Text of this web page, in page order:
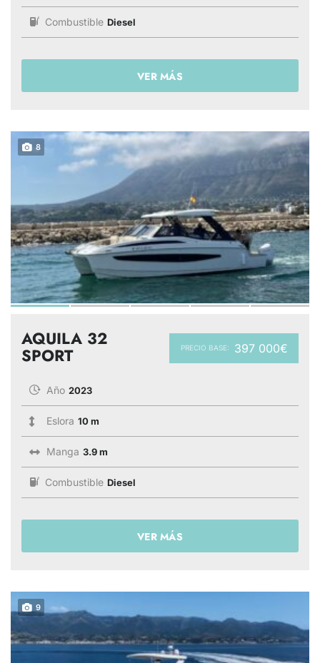
Combustible Diesel
VER MÁS
8
PRECIO BASE: 397 000€
AQUILA 32
SPORT
Año 2023
Eslora 10 m
Manga 3.9 m
Combustible Diesel
VER MÁS
9